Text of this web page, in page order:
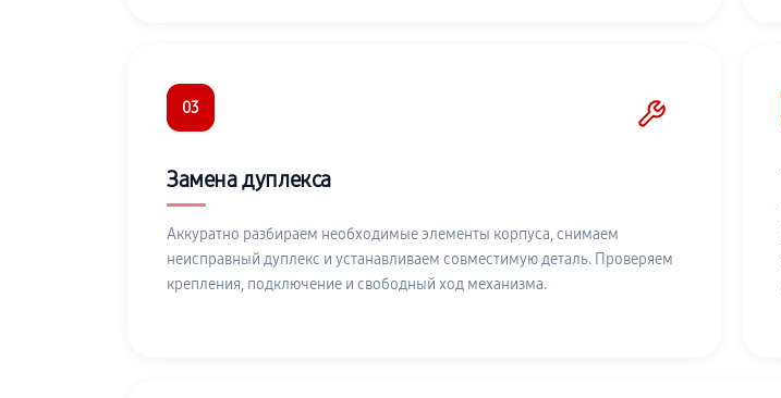
03
Замена дуплекса
Аккуратно разбираем необходимые элементы корпуса, снимаем
неисправный дуплекс и устанавливаем совместимую деталь. Проверяем
крепления, подключение и свободный ход механизма.